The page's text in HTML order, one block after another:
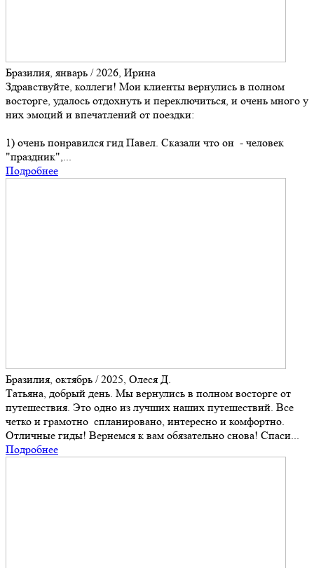
Бразилия, январь / 2026, Ирина
Здравствуйте, коллеги! Мои клиенты вернулись в полном
восторге, удалось отдохнуть и переключиться, и очень много у
них эмоций и впечатлений от поездки:
1) очень понравился гид Павел. Сказали что он - человек
"праздник",...
Подробнее
Бразилия, октябрь / 2025, Олеся Д.
Татьяна, добрый день. Мы вернулись в полном восторге от
путешествия. Это одно из лучших наших путешествий. Все
четко и грамотно спланировано, интересно и комфортно.
Отличные гиды! Вернемся к вам обязательно снова! Спаси...
Подробнее